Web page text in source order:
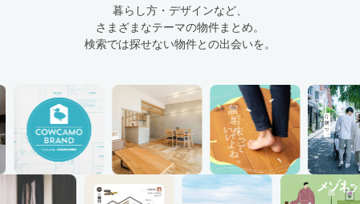
暮らし方・デザインなど、
さまざまなテーマの物件まとめ。
検索では探せない物件との出会いを。